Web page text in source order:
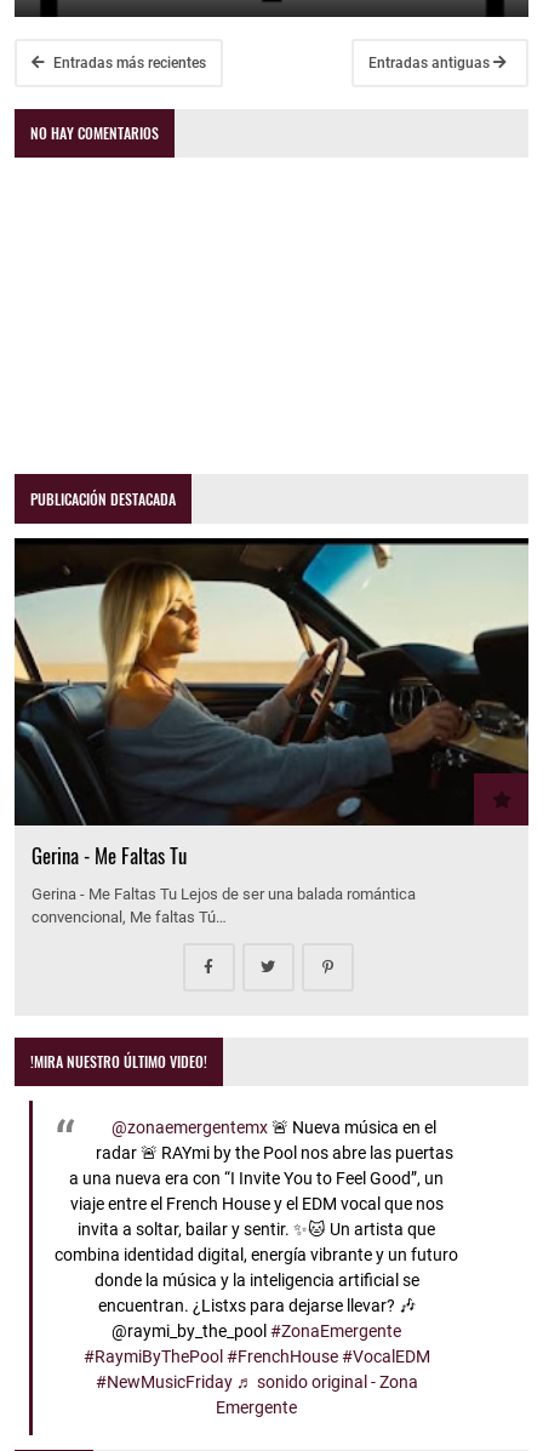
Entradas más recientes Entradas antiguas
NO HAY COMENTARIOS
PUBLICACIÓN DESTACADA
Gerina - Me Faltas Tu
Gerina - Me Faltas Tu Lejos de ser una balada romántica
convencional, Me faltas Tú…
!MIRA NUESTRO ÚLTIMO VIDEO!
@zonaemergentemx🚨 Nueva música en el
radar 🚨 RAYmi by the Pool nos abre las puertas
a una nueva era con “I Invite You to Feel Good”, un
viaje entre el French House y el EDM vocal que nos
invita a soltar, bailar y sentir. ✨🐱 Un artista que
combina identidad digital, energía vibrante y un futuro
donde la música y la inteligencia artificial se
encuentran. ¿Listxs para dejarse llevar? 🎶
@raymi_by_the_pool#ZonaEmergente
#RaymiByThePool #FrenchHouse #VocalEDM
#NewMusicFriday ♬ sonido original - Zona
Emergente